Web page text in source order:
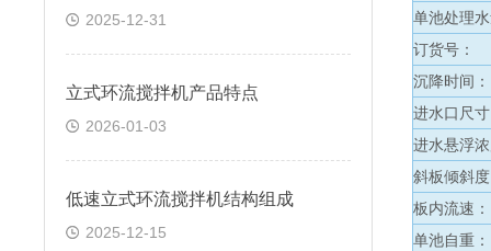
2025-12-31
立式环流搅拌机产品特点
2026-01-03
低速立式环流搅拌机结构组成
2025-12-15
单池处理
订货号：
沉降时间
进水口尺
进水悬浮
斜板倾斜
板内流速
单池自重